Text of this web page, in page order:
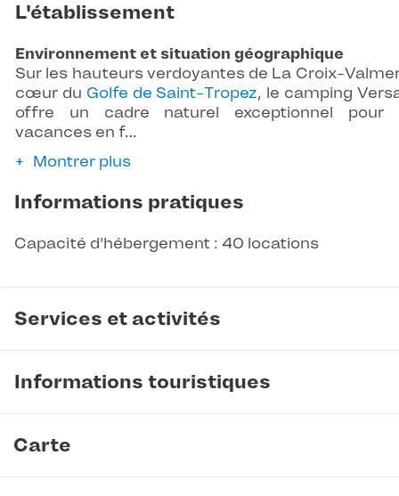
L'établissement
Environnement et situation géographique
Sur les hauteurs verdoyantes de La Croix-
cœur du Golfe de Saint-Tropez, le camping
offre un cadre naturel exceptionnel pour
vacances en f…
Montrer plus
Informations pratiques
Capacité d'hébergement : 40 locations
Services et activités
Informations touristiques
Carte